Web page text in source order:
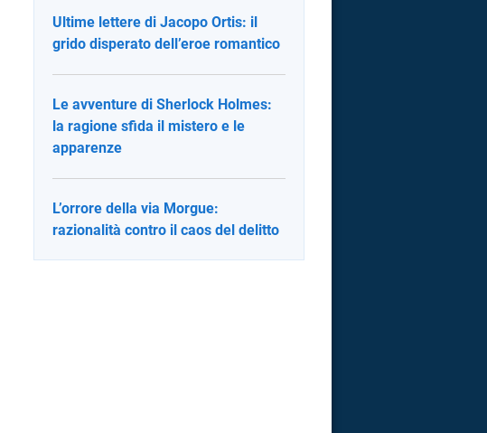
Ultime lettere di Jacopo Ortis: il
grido disperato dell’eroe romantico
Le avventure di Sherlock Holmes:
la ragione sfida il mistero e le
apparenze
L’orrore della via Morgue:
razionalità contro il caos del delitto